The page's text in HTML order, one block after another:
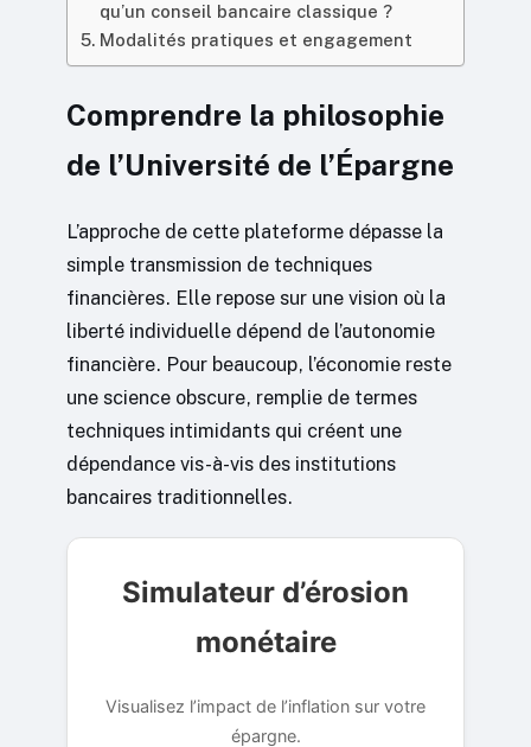
qu’un conseil bancaire classique ?
Modalités pratiques et engagement
Comprendre la philosophie
de l’Université de l’Épargne
L’approche de cette plateforme dépasse la
simple transmission de techniques
financières. Elle repose sur une vision où la
liberté individuelle dépend de l’autonomie
financière. Pour beaucoup, l’économie reste
une science obscure, remplie de termes
techniques intimidants qui créent une
dépendance vis-à-vis des institutions
bancaires traditionnelles.
Simulateur d’érosion
monétaire
Visualisez l’impact de l’inflation sur votre
épargne.